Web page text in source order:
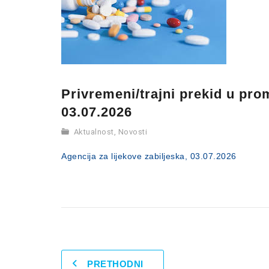
Privremeni/trajni prekid u
03.07.2026
Aktualnost, Novosti
Agencija za lijekove zabiljeska, 03.07.2026
PRETHODNI